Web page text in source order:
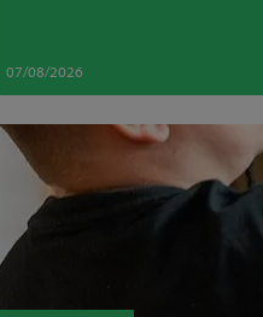
07/08/2026